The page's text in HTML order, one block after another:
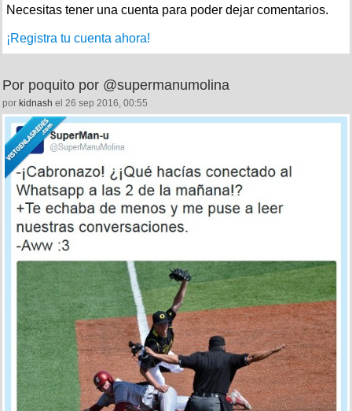
Necesitas tener una cuenta para poder dejar comentarios.
¡Registra tu cuenta ahora!
Por poquito por @supermanumolina
por kidnash el 26 sep 2016, 00:55